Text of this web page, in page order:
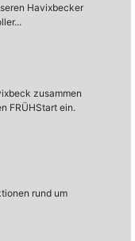
Havixbecker
zusammen
FRÜHStart ein.
rund um